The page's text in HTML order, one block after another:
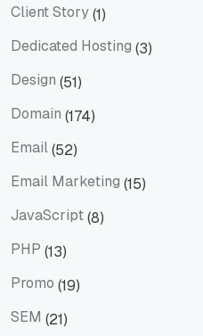
Client Story(1)
Dedicated Hosting (3)
Design (51)
Domain (174)
Email(52)
Email Marketing (15)
JavaScript(8)
PHP (13)
Promo (19)
SEM (21)